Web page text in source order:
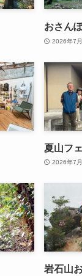
おさん
2026年7
夏山フ
2026年7
岩石山